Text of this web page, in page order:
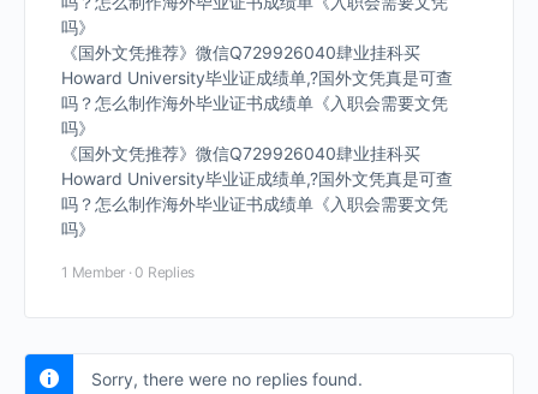
吗》
《国外文凭推荐》微信Q729926040肆业挂科买
Howard University毕业证成绩单,?国外文凭真是可查
吗？怎么制作海外毕业证书成绩单《入职会需要文凭
吗》
《国外文凭推荐》微信Q729926040肆业挂科买
Howard University毕业证成绩单,?国外文凭真是可查
吗？怎么制作海外毕业证书成绩单《入职会需要文凭
吗》
1 Member · 0 Replies
Sorry, there were no replies found.